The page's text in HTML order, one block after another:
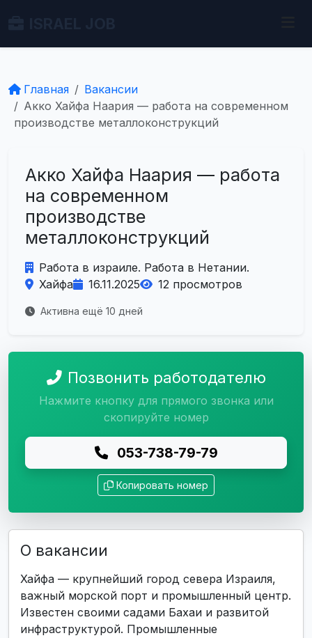
Главная
Вакансии
Акко Хайфа Наария — работа на современном
производстве металлоконструкций
Акко Хайфа Наария — работа
на современном
производстве
металлоконструкций
Работа в израиле. Работа в Нетании.
Хайфа
16.11.2025 12 просмотров
Активна ещё 10 дней
Позвонить работодателю
Нажмите кнопку для прямого звонка или
скопируйте номер
053-738-79-79
Копировать номер
О вакансии
Хайфа — крупнейший город севера Израиля,
важный морской порт и промышленный центр.
Известен своими садами Бахаи и развитой
инфраструктурой. Промышленные